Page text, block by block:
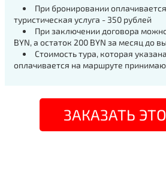
При бронировании
туристическая услуга - 350 рублей
При заключении договора
BYN, а остаток 200 BYN за месяц до
Стоимость тура, которая
оплачивается на маршруте
ЗАКАЗАТЬ